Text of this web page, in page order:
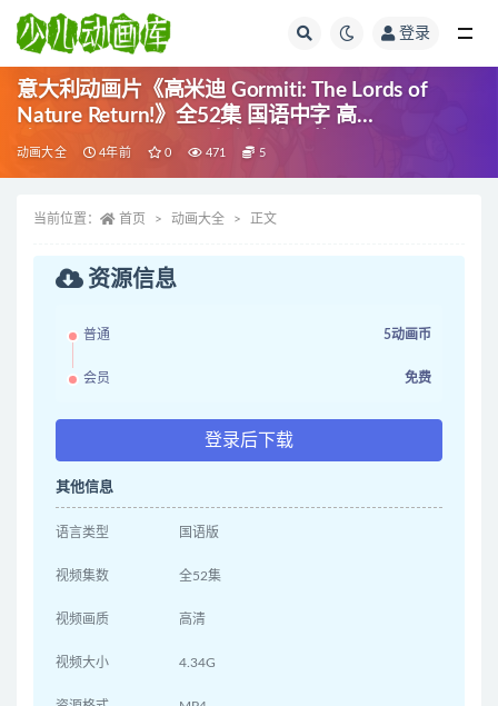
登录
意大利动画片《高米迪 Gormiti: The Lords of
Nature Return!》全52集 国语中字 高
清/MP4/4.34G 动画片高米迪下载
动画大全 4年前 0 471 5
当前位置： 首页 动画大全 正文
资源信息
普通 5动画币
会员 免费
登录后下载
其他信息
语言类型 国语版
视频集数 全52集
视频画质 高清
视频大小 4.34G